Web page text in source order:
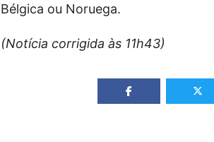
Bélgica ou Noruega.
(Notícia corrigida às 11h43)